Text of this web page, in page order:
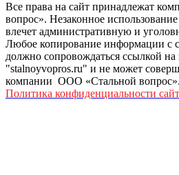
Все права на сайт принадлежат
вопрос». Незаконное
влечет административную и
Любое копирование информации с
должно сопровождаться ссылкой на
"stalnoyvopros.ru" и не может
компании ООО «Стальной вопрос».
Политика конфиденциальности